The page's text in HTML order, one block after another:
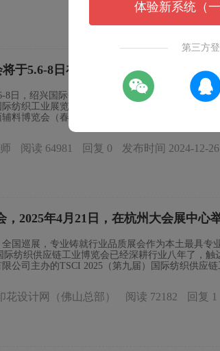
于5.6-8日在绍兴国际会展中心举行
8日，绍兴国际会展中心即将迎来一场纺织行业
际纺织工业展览会（春季）。本届KTPIE柯桥纺机
辅料博览会（春季）同期举行。作为服务于纺织行
桥纺机展围绕着打造现代化“国际纺都”的行动方案
及科研成果，全面辐射上下游产业链，整合纺织市
码印花前后期处理设备激光切割、激光雕花/标花
台、制版 设备、调浆设备、染整设备等数码印花
后处理助剂、热固油墨、水性油墨、转印油墨、
烫金纸、烫画纸及转印纸等其他数码印花软件供
配色系统)、花型设计工作室等展会优势：扬帆启
”，柯桥区现今纺织产能约占浙江省的二分之一，
力雄厚的纺织企业，形成了从原材料生产、加工、
挥产业办展的独特优势，始终如一为广大展商提供
阅读 64981 回复 0 发布时间 2024-12-
2025年4月21日，在杭州大会展中心
全国巡展，专业铸就行业品质展会作为本土最具专
际纺织供应链工业博览会已经深耕行业八年了，
公司主办的TSCI 2025（第九届）国际纺织供应
新产品、新技术、新工艺、新模式，为纺织服装企
花设计网（佛山总部） 阅读 72182 回复 1
体验新系统（一
第三方